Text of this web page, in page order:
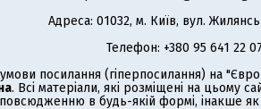
Адреса: 01032, м. Київ, вул.
Телефон: +380 95 641 22 07
посилання (гіперпосилання) на
. Всі матеріали, які розміщені на цьому
в будь-якій формі, інакше як